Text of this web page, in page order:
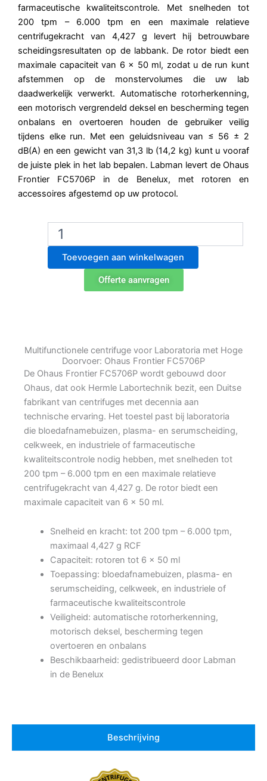
farmaceutische kwaliteitscontrole. Met snelheden tot
200 tpm – 6.000 tpm en een maximale relatieve
centrifugekracht van 4,427 g levert hij betrouwbare
scheidingsresultaten op de labbank. De rotor biedt een
maximale capaciteit van 6 x 50 ml, zodat u de run kunt
afstemmen op de monstervolumes die uw lab
daadwerkelijk verwerkt. Automatische rotorherkenning,
een motorisch vergrendeld deksel en bescherming tegen
onbalans en overtoeren houden de gebruiker veilig
tijdens elke run. Met een geluidsniveau van ≤ 56 ± 2
dB(A) en een gewicht van 31,3 lb (14,2 kg) kunt u vooraf
de juiste plek in het lab bepalen. Labman levert de Ohaus
Frontier FC5706P in de Benelux, met rotoren en
accessoires afgestemd op uw protocol.
Ohaus
FC5706P
multifunctionele
centrifuge
Toevoegen aan winkelwagen
Offerte aanvragen
Multifunctionele centrifuge voor Laboratoria met Hoge
Doorvoer: Ohaus Frontier FC5706P
De Ohaus Frontier FC5706P wordt gebouwd door
Ohaus, dat ook Hermle Labortechnik bezit, een Duitse
fabrikant van centrifuges met decennia aan
technische ervaring. Het toestel past bij laboratoria
die bloedafnamebuizen, plasma- en serumscheiding,
celkweek, en industriele of farmaceutische
kwaliteitscontrole nodig hebben, met snelheden tot
200 tpm – 6.000 tpm en een maximale relatieve
centrifugekracht van 4,427 g. De rotor biedt een
maximale capaciteit van 6 x 50 ml.
Snelheid en kracht: tot 200 tpm – 6.000 tpm,
maximaal 4,427 g RCF
Capaciteit: rotoren tot 6 x 50 ml
Toepassing: bloedafnamebuizen, plasma- en
serumscheiding, celkweek, en industriele of
farmaceutische kwaliteitscontrole
Veiligheid: automatische rotorherkenning,
motorisch deksel, bescherming tegen
overtoeren en onbalans
Beschikbaarheid: gedistribueerd door Labman
in de Benelux
Beschrijving